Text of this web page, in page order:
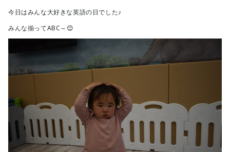
今日はみんな大好きな英語の日でした♪
みんな揃ってABC～😊